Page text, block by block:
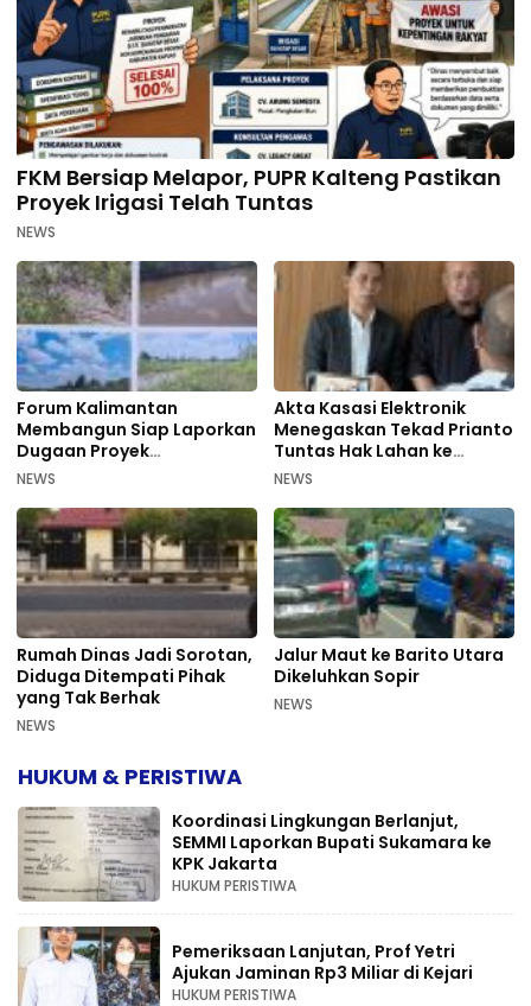
FKM Bersiap Melapor, PUPR Kalteng Pastikan
Proyek Irigasi Telah Tuntas
NEWS
Forum Kalimantan
Membangun Siap Laporkan
Dugaan Proyek
Bermasalah PUPR Kalteng
NEWS
Akta Kasasi Elektronik
Menegaskan Tekad Prianto
Tuntas Hak Lahan ke
Mahkamah Agung
NEWS
Rumah Dinas Jadi Sorotan,
Diduga Ditempati Pihak
yang Tak Berhak
NEWS
Jalur Maut ke Barito Utara
Dikeluhkan Sopir
NEWS
HUKUM & PERISTIWA
Koordinasi Lingkungan Berlanjut,
SEMMI Laporkan Bupati Sukamara ke
KPK Jakarta
HUKUM PERISTIWA
Pemeriksaan Lanjutan, Prof Yetri
Ajukan Jaminan Rp3 Miliar di Kejari
HUKUM PERISTIWA